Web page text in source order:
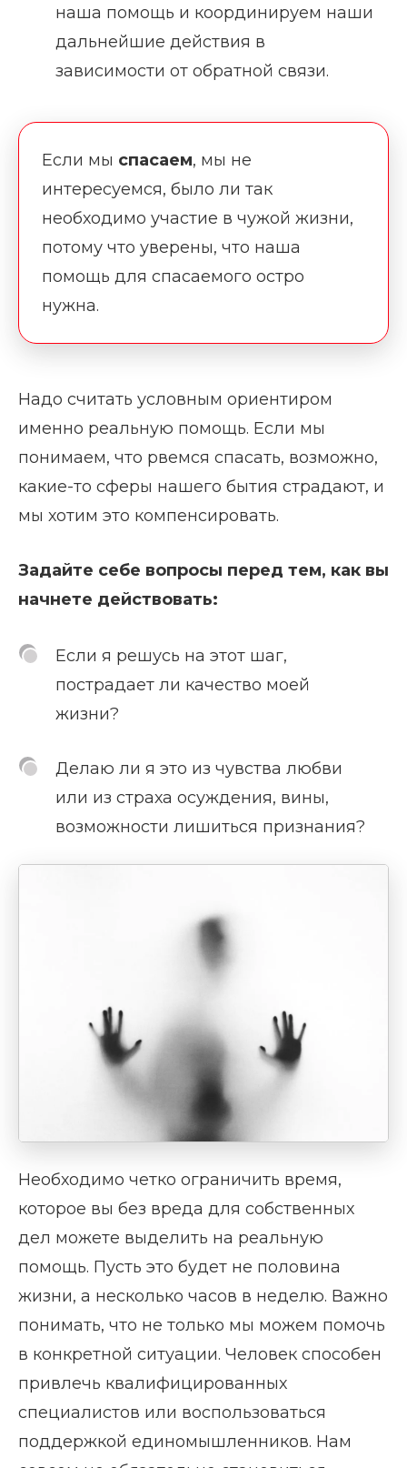
наша помощь и координируем наши
дальнейшие действия в
зависимости от обратной связи.
Если мы спасаем, мы не
интересуемся, было ли так
необходимо участие в чужой жизни,
потому что уверены, что наша
помощь для спасаемого остро
нужна.
Надо считать условным ориентиром
именно реальную помощь. Если мы
понимаем, что рвемся спасать, возможно,
какие-то сферы нашего бытия страдают, и
мы хотим это компенсировать.
Задайте себе вопросы перед тем, как вы
начнете действовать:
Если я решусь на этот шаг,
пострадает ли качество моей
жизни?
Делаю ли я это из чувства любви
или из страха осуждения, вины,
возможности лишиться признания?
Необходимо четко ограничить время,
которое вы без вреда для собственных
дел можете выделить на реальную
помощь. Пусть это будет не половина
жизни, а несколько часов в неделю. Важно
понимать, что не только мы можем помочь
в конкретной ситуации. Человек способен
привлечь квалифицированных
специалистов или воспользоваться
поддержкой единомышленников. Нам